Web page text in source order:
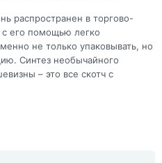
распространен в торгово-
с его помощью легко
не только упаковывать, но
Синтез необычайного
– это все скотч с